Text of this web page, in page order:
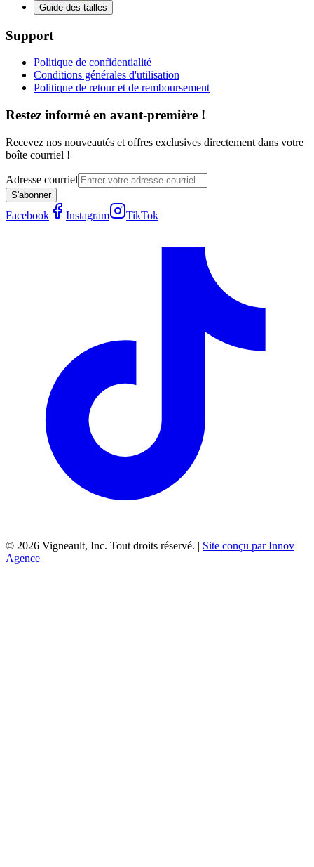
Guide des tailles
Support
Politique de confidentialité
Conditions générales d'utilisation
Politique de retour et de remboursement
Restez informé en avant-première !
Recevez nos nouveautés et offres exclusives directement dans votre
boîte courriel !
Adresse courriel
S'abonner
Facebook Instagram TikTok
© 2026 Vigneault, Inc. Tout droits réservé. | Site conçu par Innov
Agence